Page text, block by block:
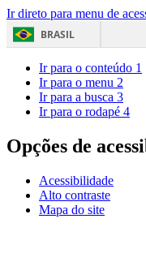
Ir direto para menu de
BRASIL
Ir para o conteúdo 1
Ir para o menu 2
Ir para a busca 3
Ir para o rodapé 4
Opções de
Acessibilidade
Alto contraste
Mapa do site